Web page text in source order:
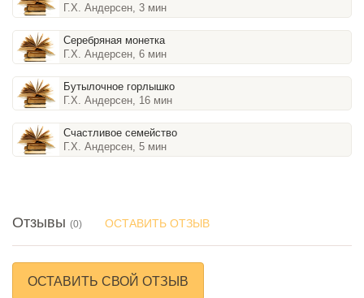
Г.Х. Андерсен, 3 мин
Серебряная монетка
Г.Х. Андерсен, 6 мин
Бутылочное горлышко
Г.Х. Андерсен, 16 мин
Счастливое семейство
Г.Х. Андерсен, 5 мин
Отзывы (0) ОСТАВИТЬ ОТЗЫВ
ОСТАВИТЬ СВОЙ ОТЗЫВ